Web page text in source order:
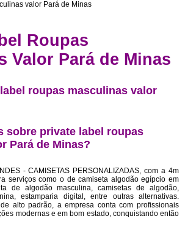
valor Pará de Minas
Roupas
Valor Pará de Minas
roupas masculinas valor
sobre private label roupas
Pará de Minas?
- CAMISETAS PERSONALIZADAS, com a 4m
serviços como o de camiseta algodão egípcio em
de algodão masculina, camisetas de algodão,
estamparia digital, entre outras alternativas.
alto padrão, a empresa conta com profissionais
modernas e em bom estado, conquistando então